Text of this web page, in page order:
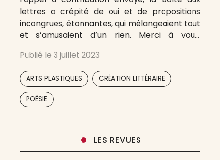
lettres a crépité de oui et de propositions
incongrues, étonnantes, qui mélangeaient tout
et s’amusaient d’un rien. Merci à vous,
bienvenue à vous, lecteurs impénitents et
contributineurs qui voudraient
Publié le 3 juillet 2023
ARTS PLASTIQUES CRÉATION LITTÉRAIRE
POÉSIE
LES REVUES